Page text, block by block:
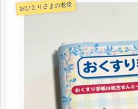
おひとりさまの老後